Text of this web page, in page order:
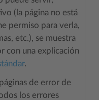
(la página no está
permiso para verla,
etc.), se muestra
con una explicación
.
de error de
los errores